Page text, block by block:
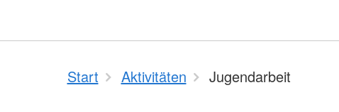
Start Aktivitäten Jugendarbeit